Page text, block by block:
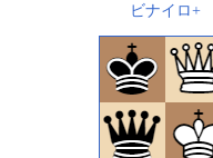
ビナイロ+